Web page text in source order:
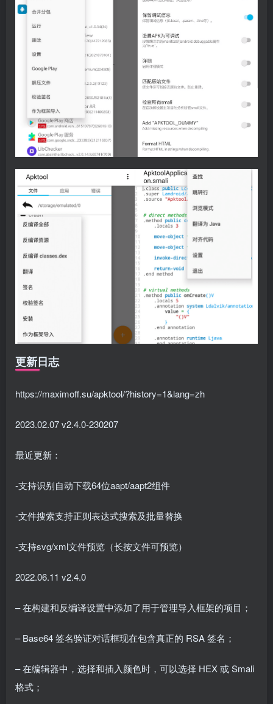
更新日志
https://maximoff.su/apktool/?history=1&lang=zh
2023.02.07 v2.4.0-230207
最近更新：
-支持识别自动下载64位aapt/aapt2组件
-文件搜索支持正则表达式搜索及批量替换
-支持svg/xml文件预览（长按文件可预览）
2022.06.11 v2.4.0
– 在构建和反编译设置中添加了用于管理导入框架的项目；
– Base64 签名验证对话框现在包含真正的 RSA 签名；
– 在编辑器中，选择和插入颜色时，可以选择 HEX 或 Smali
格式；